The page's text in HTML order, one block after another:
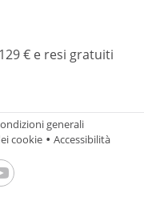
€ e resi gratuiti
generali
cookie Accessibilità